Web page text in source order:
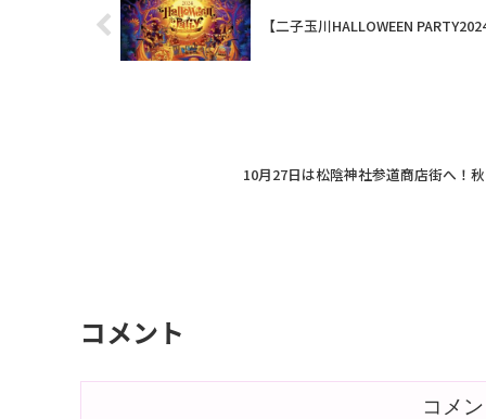
【二子玉川HALLOWEEN
10月27日は松陰神社参道商店街へ！
コメント
コメ